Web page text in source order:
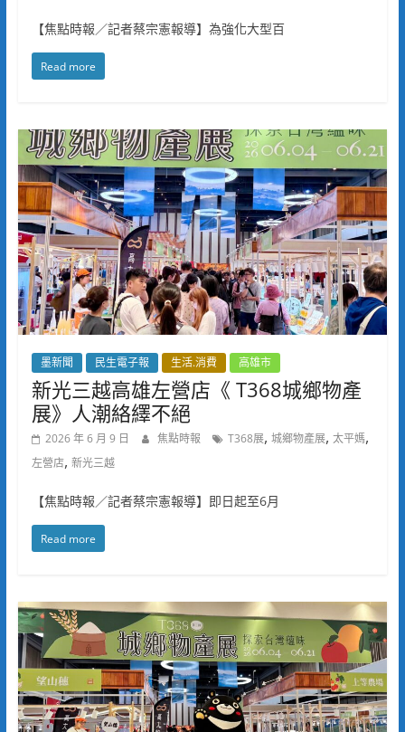
【焦點時報／記者蔡宗憲報導】為強化大型百
Read more
墨新聞 民生電子報 生活.消費 高雄市
新光三越高雄左營店《 T368城鄉物產
展》人潮絡繹不絕
2026 年 6 月 9 日 焦點時報 T368展, 城鄉物產展, 太平媽,
左營店, 新光三越
【焦點時報／記者蔡宗憲報導】即日起至6月
Read more